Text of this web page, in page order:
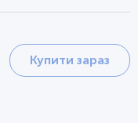
Купити зараз